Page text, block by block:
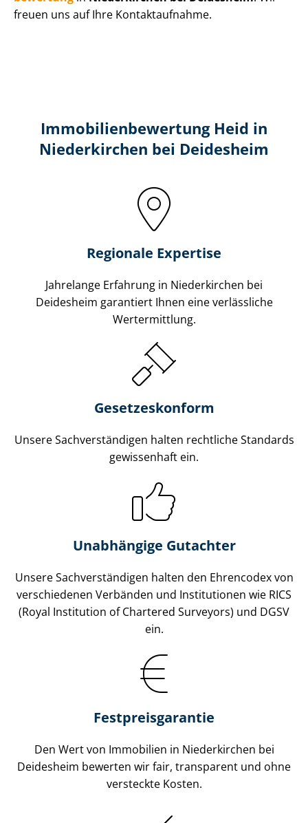
freuen uns auf Ihre Kontaktaufnahme.
Immobilien­bewertung Heid in
Niederkirchen bei Deidesheim
Regionale Expertise
Jahrelange Erfahrung in Niederkirchen bei
Deidesheim garantiert Ihnen eine verlässliche
Wertermittlung.
Gesetzes­konform
Unsere Sach­ver­stän­di­gen halten rechtliche Standards
gewissenhaft ein.
Unabhängige Gutachter
Unsere Sach­ver­stän­di­gen halten den Ehrencodex von
verschiedenen Verbänden und Institutionen wie RICS
(Royal Institution of Chartered Surveyors) und DGSV
ein.
Festpreis​garantie
Den Wert von Immobilien in Niederkirchen bei
Deidesheim bewerten wir fair, transparent und ohne
versteckte Kosten.